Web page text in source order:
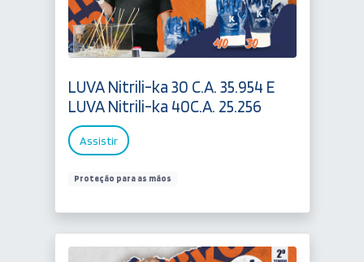
LUVA Nitrili-ka 30 C.A. 35.954 E
LUVA Nitrili-ka 40C.A. 25.256
Assistir
Proteção para as mãos